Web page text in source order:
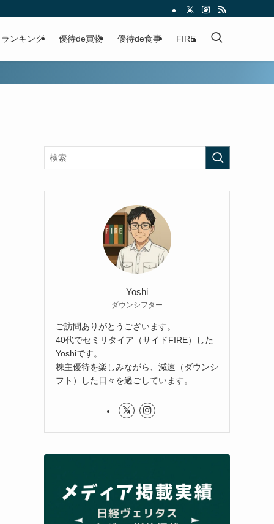
ランキング 優待de買物 優待de食事 FIRE
Yoshi
ダウンシフター
ご訪問ありがとうございます。
40代でセミリタイア（サイドFIRE）した
Yoshiです。
株主優待を楽しみながら、減速（ダウンシ
フト）した日々を過ごしています。